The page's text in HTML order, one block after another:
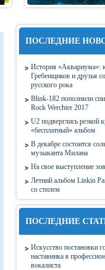
ПОСЛЕДНИЕ
История «Аквариума»:
Гребенщиков и друзья
русского рока
Blink-182 пополнили
Rock Werchter 2017
U2 подверглись резкой
«бесплатный» альбом
В декабре состоится
музыканта Милана
На свое выступление
Летний альбом Linkin
со стилем
ПОСЛЕДНИЕ
Искусство постановки
наставника в
вокалиста